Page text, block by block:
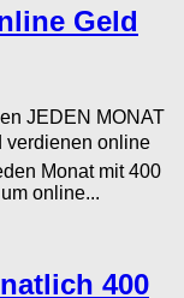
Geld
JEDEN MONAT
verdienen online
Monat mit 400
online...
400